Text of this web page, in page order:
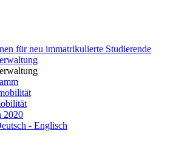
für neu immatrikulierte Studierende
2020
- Englisch